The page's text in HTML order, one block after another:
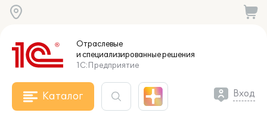
Отраслевые
и специализированныерешения
1С:Предприятие
Каталог Вход